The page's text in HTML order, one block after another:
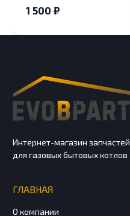
(медная) Лемакс
1 500 ₽
Интернет-магазин запчастей
для газовых бытовых котлов
ГЛАВНАЯ
О компании